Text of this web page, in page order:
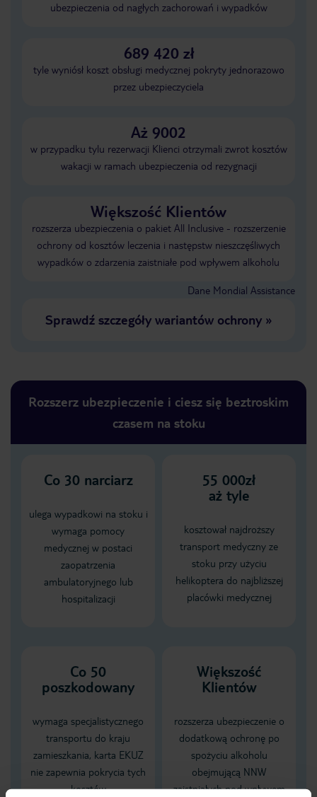
ubezpieczenia od nagłych zachorowań i wypadków
689 420 zł
tyle wyniósł koszt obsługi medycznej pokryty jednorazowo
przez ubezpieczyciela
Aż 9002
w przypadku tylu rezerwacji Klienci otrzymali zwrot kosztów
wakacji w ramach ubezpieczenia od rezygnacji
Większość Klientów
rozszerza ubezpieczenia o pakiet All Inclusive - rozszerzenie
ochrony od kosztów leczenia i następstw nieszczęśliwych
wypadków o zdarzenia zaistniałe pod wpływem alkoholu
Dane Mondial Assistance
Sprawdź szczegóły wariantów ochrony»
Rozszerz ubezpieczenie i ciesz się beztroskim
czasem na stoku
Co 30 narciarz
ulega wypadkowi na stoku i
wymaga pomocy
medycznej w postaci
zaopatrzenia
ambulatoryjnego lub
hospitalizacji
55 000zł
aż tyle
kosztował najdroższy
transport medyczny ze
stoku przy użyciu
helikoptera do najbliższej
placówki medycznej
Co 50
poszkodowany
wymaga specjalistycznego
transportu do kraju
zamieszkania, karta EKUZ
nie zapewnia pokrycia tych
kosztów
Większość
Klientów
rozszerza ubezpieczenie o
dodatkową ochronę po
spożyciu alkoholu
obejmującą NNW
zaistniałych pod wpływem